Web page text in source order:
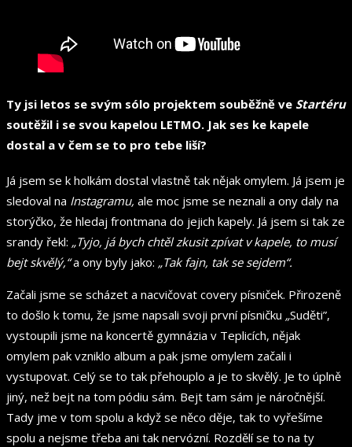
Ty jsi letos se svým sólo projektem souběžně ve Startéru
soutěžil i se svou kapelou LETMO. Jak ses ke kapele
dostal a v čem se to pro tebe liší?
Já jsem se k holkám dostal vlastně tak nějak omylem. Já jsem je
sledoval na Instagramu, ale moc jsme se neznali a ony daly na
storýčko, že hledaj frontmana do jejich kapely. Já jsem si tak ze
srandy řekl: „Tyjo, já bych chtěl zkusit zpívat v kapele, to musí
bejt skvělý,“a ony byly jako: „Tak fajn, tak se sejdem“.
Začali jsme se scházet a nacvičovat covery písniček. Přirozeně
to došlo k tomu, že jsme napsali svoji první písničku „Suděti”,
vystoupili jsme na koncertě gymnázia v Teplicích, nějak
omylem pak vzniklo album a pak jsme omylem začali i
vystupovat. Celý se to tak přehouplo a je to skvělý. Je to úplně
jiný, než bejt na tom pódiu sám. Bejt tam sám je náročnější.
Tady jme v tom spolu a když se něco děje, tak to vyřešíme
spolu a nejsme třeba ani tak nervózní. Rozdělí se to na ty